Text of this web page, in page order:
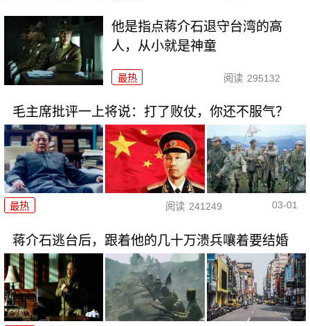
他是指点蒋介石退守台湾的高
人，从小就是神童
最热 阅读 295132
毛主席批评一上将说：打了败仗，你还不服气？
最热 阅读 241249 03-01
蒋介石逃台后，跟着他的几十万溃兵嚷着要结婚